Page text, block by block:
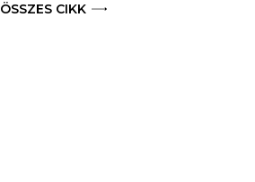
ÖSSZES CIKK